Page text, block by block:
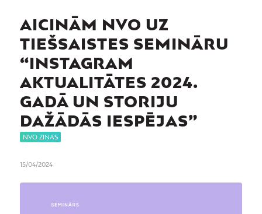
AICINĀM NVO UZ
TIEŠSAISTES SEMINĀRU
“INSTAGRAM
AKTUALITĀTES 2024.
GADĀ UN STORIJU
DAŽĀDĀS IESPĒJAS”
NVO ZIŅAS
15/04/2024